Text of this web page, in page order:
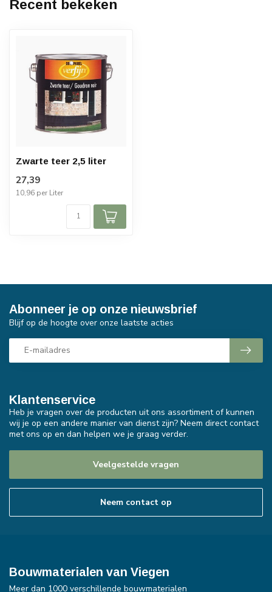
Recent bekeken
Zwarte teer 2,5 liter
27,39
10,96 per Liter
Klantenservice
Heb je vragen over de producten uit ons assortiment of kunnen
wij je op een andere manier van dienst zijn? Neem direct contact
met ons op en dan helpen we je graag verder.
Veelgestelde vragen
Neem contact op
Abonneer je op onze nieuwsbrief
Blijf op de hoogte over onze laatste acties
Bouwmaterialen van Viegen
Meer dan 1000 verschillende bouwmaterialen